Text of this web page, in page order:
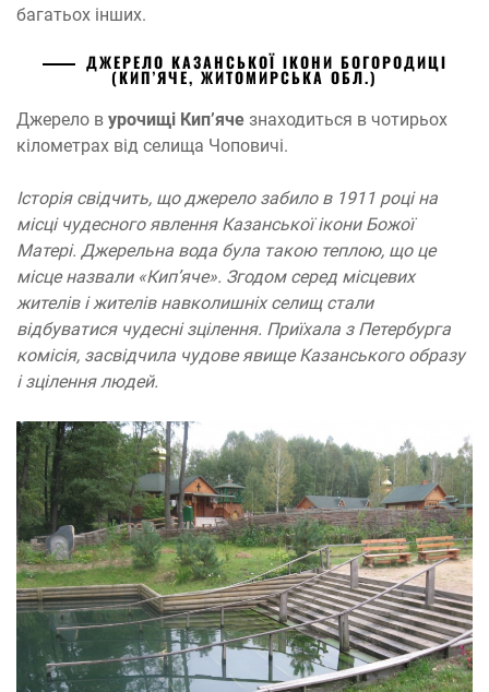
багатьох інших.
ДЖЕРЕЛО КАЗАНСЬКОЇ ІКОНИ БОГОРОДИЦІ
(КИП’ЯЧЕ, ЖИТОМИРСЬКА ОБЛ.)
Джерело в урочищі Кип’яче знаходиться в чотирьох
кілометрах від селища Чоповичі.
Історія свідчить, що джерело забило в 1911 році на
місці чудесного явлення Казанської ікони Божої
Матері. Джерельна вода була такою теплою, що це
місце назвали «Кип’яче». Згодом серед місцевих
жителів і жителів навколишніх селищ стали
відбуватися чудесні зцілення. Приїхала з Петербурга
комісія, засвідчила чудове явище Казанського образу
і зцілення людей.